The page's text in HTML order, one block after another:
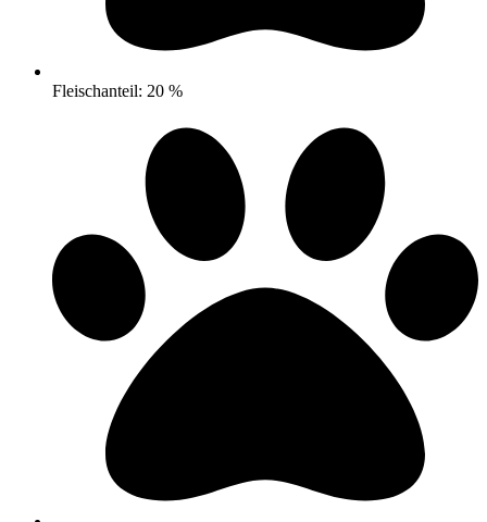
Fleischanteil: 20 %